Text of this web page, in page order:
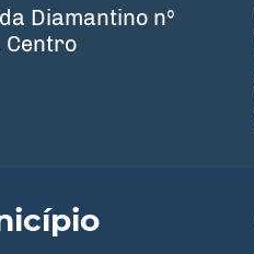
Diamantino nº
Centro